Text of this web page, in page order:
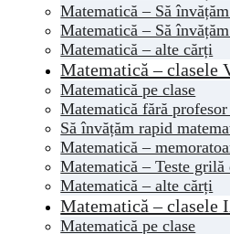
Matematică – Să
Matematică – Să
Matematică – alte cărți
Matematică – clasele
Matematică pe clase
Matematică fără profesor
Să învățăm rapid
Matematică –
Matematică – Teste grilă
Matematică – alte cărți
Matematică – clasele
Matematică pe clase